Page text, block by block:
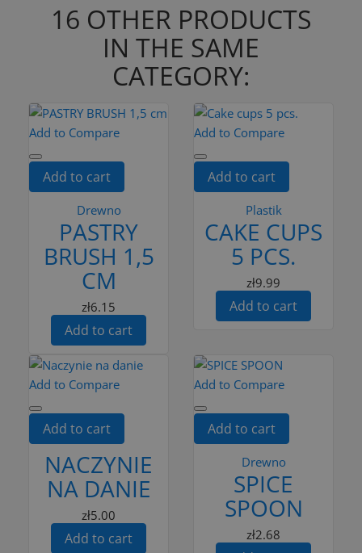
16 OTHER PRODUCTS
IN THE SAME
CATEGORY:
Add to Compare
Add to cart
Drewno
PASTRY
BRUSH 1,5
CM
zł6.15
Add to cart
Add to Compare
Add to cart
Plastik
CAKE CUPS
5 PCS.
zł9.99
Add to cart
Add to Compare
Add to cart
NACZYNIE
NA DANIE
zł5.00
Add to cart
Add to Compare
Add to cart
Drewno
SPICE
SPOON
zł2.68